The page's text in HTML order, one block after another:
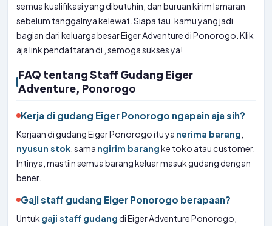
semua kualifikasi yang dibutuhin, dan buruan kirim lamaran
sebelum tanggalnya kelewat. Siapa tau, kamu yang jadi
bagian dari keluarga besar Eiger Adventure di Ponorogo. Klik
aja link pendaftaran di , semoga sukses ya!
FAQ tentang Staff Gudang Eiger
Adventure, Ponorogo
Kerja di gudang Eiger Ponorogo ngapain aja sih?
Kerjaan di gudang Eiger Ponorogo itu ya nerima barang
nyusun stok , sama ngirim barangke toko atau customer.
Intinya, mastiin semua barang keluar masuk gudang dengan
bener.
Gaji staff gudang Eiger Ponorogo berapaan?
Untuk gaji staff gudangdi Eiger Adventure Ponorogo,